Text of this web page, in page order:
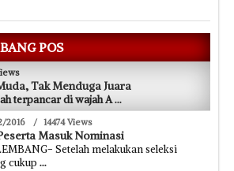
POS
Tak Menduga Juara
terpancar di wajah A...
2016 / 14474 Views
Masuk Nominasi
Setelah melakukan seleksi
cukup ...